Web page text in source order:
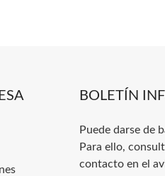
BOLETÍN
Puede darse de
Para ello,
contacto en el